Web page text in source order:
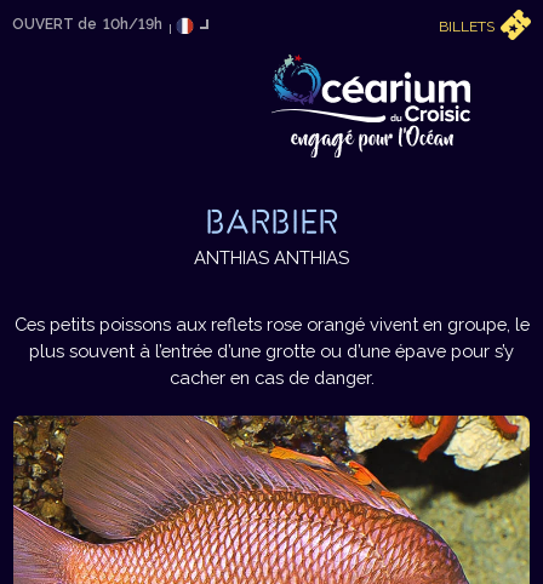
BILLETS
OUVERT de 10h/19h
BARBIER
ANTHIAS ANTHIAS
Ces petits poissons aux reflets rose orangé vivent en groupe, le
plus souvent à l’entrée d’une grotte ou d’une épave pour s’y
cacher en cas de danger.